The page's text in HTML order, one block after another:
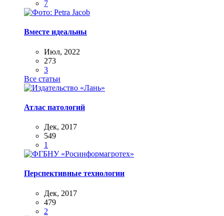
7
Вместе идеальны
Июл, 2022
273
3
Все статьи
Атлас патологий
Дек, 2017
549
1
Перспективные технологии
Дек, 2017
479
2